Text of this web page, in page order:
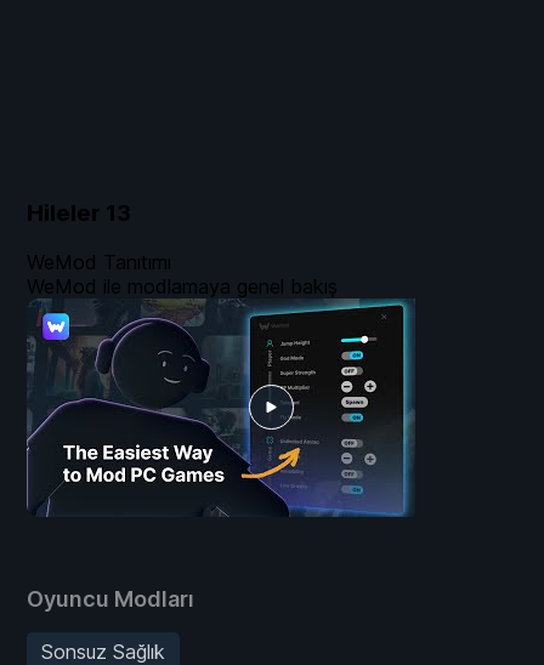
Hileler 13
Oyuncu Modları
Sonsuz Sağlık
WeMod Tanıtımı
WeMod ile modlamaya genel bakış